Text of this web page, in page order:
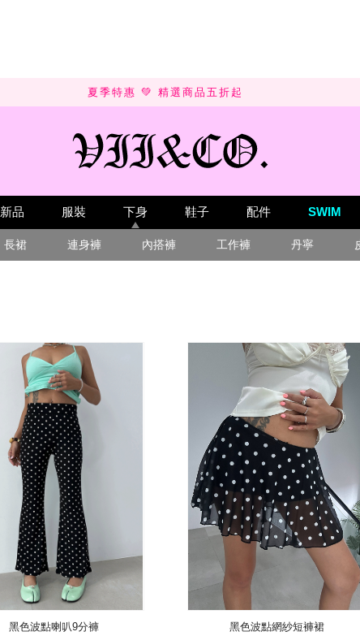
SUMMER SALE 💚 UP TO 50% OFF
新品 服裝 下身 鞋子 配件 SWIM
長裙 連身褲 內搭褲 工作褲 丹寧
黑色波點喇叭9分褲
黑色波點網紗短褲裙